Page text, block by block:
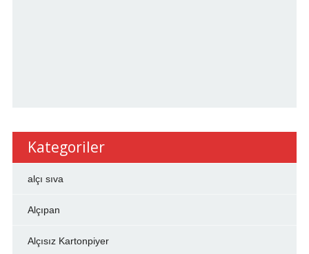
Kategoriler
alçı sıva
Alçıpan
Alçısız Kartonpiyer